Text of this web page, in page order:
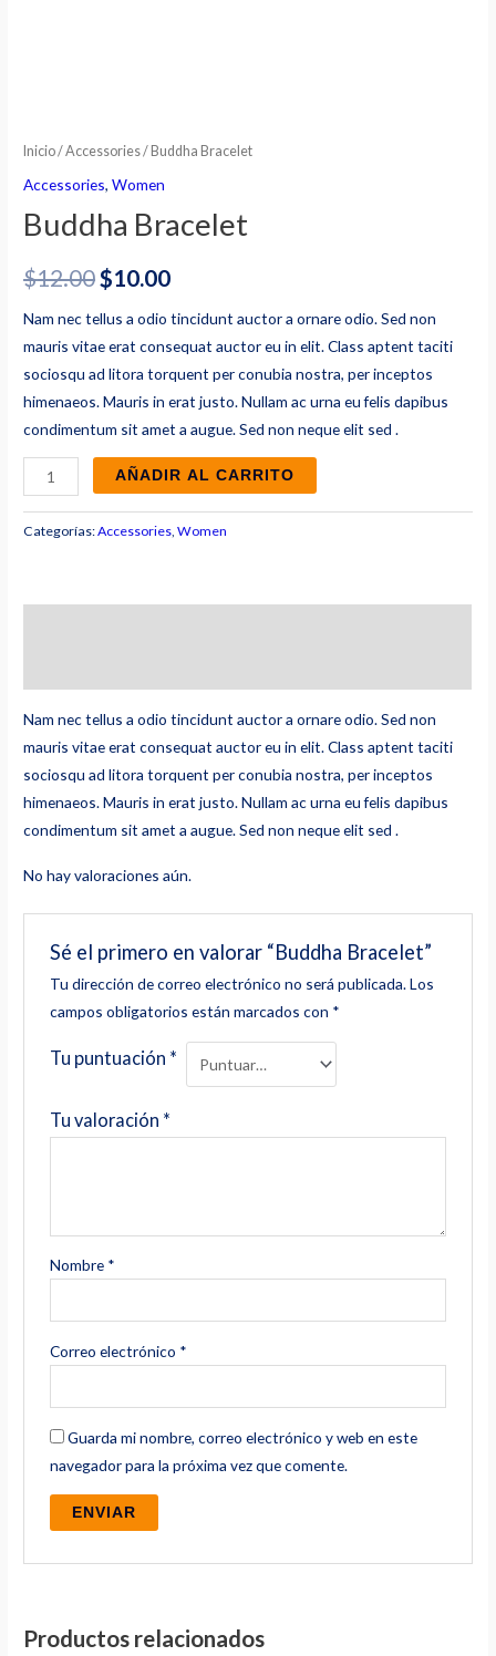
Inicio/Accessories/ Buddha Bracelet
Accessories,Women
Buddha Bracelet
$12.00$10.00
Nam nec tellus a odio tincidunt auctor a ornare odio. Sed non
mauris vitae erat consequat auctor eu in elit. Class aptent taciti
sociosqu ad litora torquent per conubia nostra, per inceptos
himenaeos. Mauris in erat justo. Nullam ac urna eu felis dapibus
condimentum sit amet a augue. Sed non neque elit sed .
Buddha
Bracelet
cantidad
AÑADIR AL CARRITO
Categorías:Accessories,Women
Nam nec tellus a odio tincidunt auctor a ornare odio. Sed non
mauris vitae erat consequat auctor eu in elit. Class aptent taciti
sociosqu ad litora torquent per conubia nostra, per inceptos
himenaeos. Mauris in erat justo. Nullam ac urna eu felis dapibus
condimentum sit amet a augue. Sed non neque elit sed .
No hay valoraciones aún.
Sé el primero en valorar “Buddha Bracelet”
Tu dirección de correo electrónico no será publicada.Los
campos obligatorios están marcados con *
Tu puntuación *
Tu valoración *
Nombre *
Correo electrónico *
Guarda mi nombre, correo electrónico y web en este
navegador para la próxima vez que comente.
Productos relacionados